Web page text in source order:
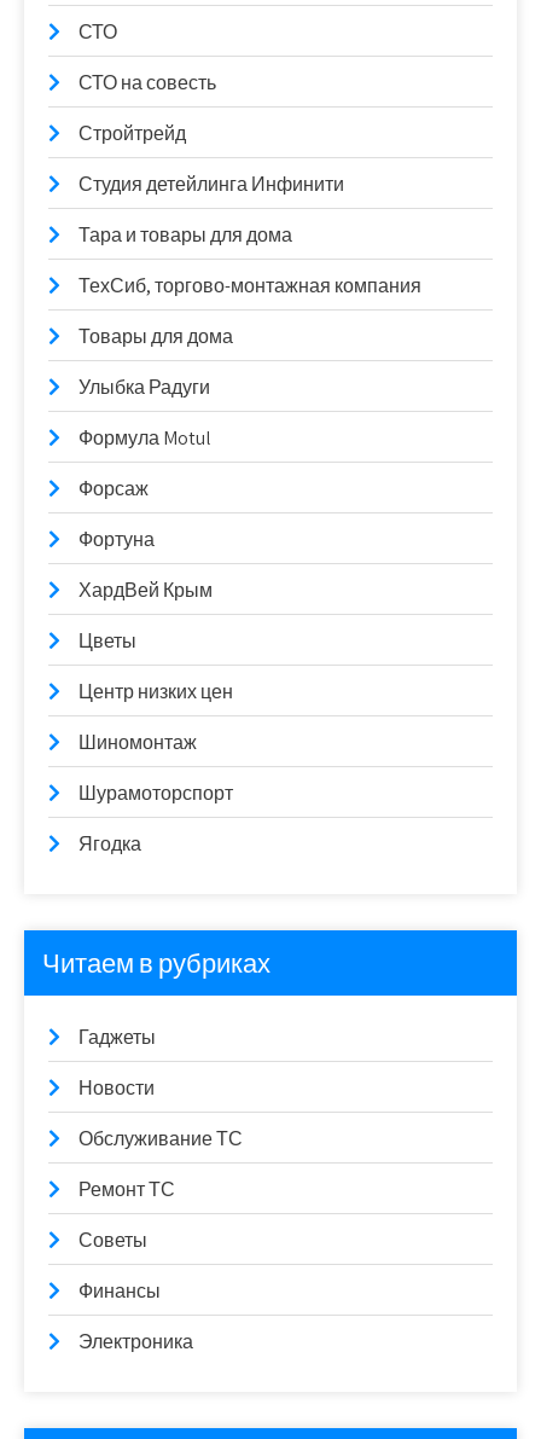
СТО
СТО на совесть
Стройтрейд
Студия детейлинга Инфинити
Тара и товары для дома
ТехСиб, торгово-монтажная компания
Товары для дома
Улыбка Радуги
Формула Motul
Форсаж
Фортуна
ХардВей Крым
Цветы
Центр низких цен
Шиномонтаж
Шурамоторспорт
Ягодка
Читаем в рубриках
Гаджеты
Новости
Обслуживание ТС
Ремонт ТС
Советы
Финансы
Электроника